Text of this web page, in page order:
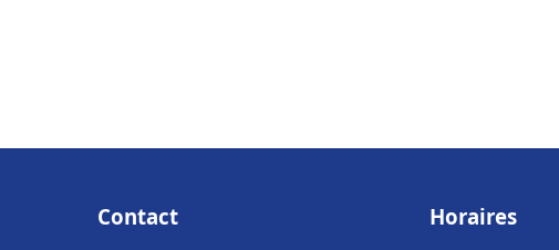
Contact Horaires